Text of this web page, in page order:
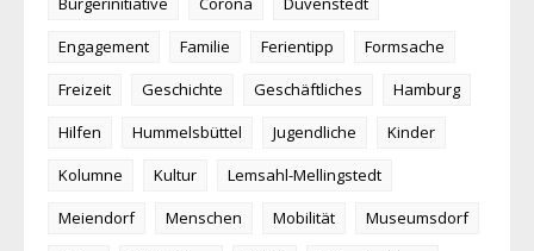
Engagement
Familie Ferientipp
Formsache
Freizeit
Geschichte Geschäftliches
Hamburg
Hilfen
Hummelsbüttel Jugendliche
Kinder
Kolumne
Kultur
Lemsahl-Mellingstedt
Meiendorf
Menschen Mobilität
Museumsdorf